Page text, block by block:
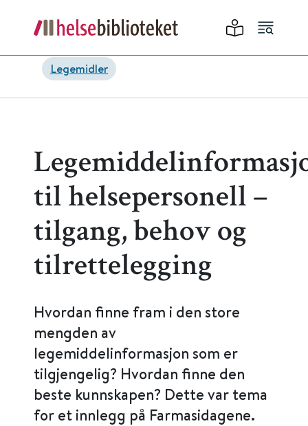
Legemidler
til helsepersonell –
tilgang, behov og
tilrettelegging
Hvordan finne fram i den store
mengden av
legemiddelinformasjon som er
tilgjengelig? Hvordan finne den
beste kunnskapen? Dette var tema
for et innlegg på Farmasidagene.